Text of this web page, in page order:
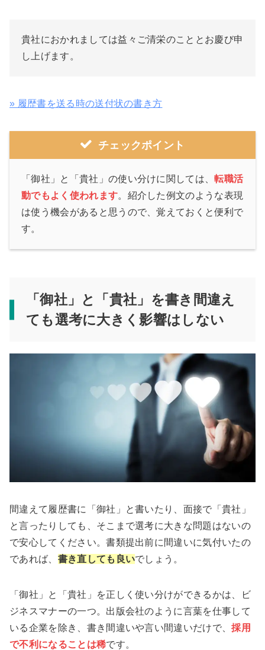
貴社におかれましては益々ご清栄のこととお慶び申
し上げます。
» 履歴書を送る時の送付状の書き方
チェックポイント
「御社」と「貴社」の使い分けに関しては、転職活
動でもよく使われます。紹介した例文のような表現
は使う機会があると思うので、覚えておくと便利で
す。
「御社」と「貴社」を書き間違え
ても選考に大きく影響はしない
間違えて履歴書に「御社」と書いたり、面接で「貴社」
と言ったりしても、そこまで選考に大きな問題はないの
で安心してください。書類提出前に間違いに気付いたの
であれば、 書き直しても良いでしょう。
「御社」と「貴社」を正しく使い分けができるかは、ビ
ジネスマナーの一つ。出版会社のように言葉を仕事して
いる企業を除き、書き間違いや言い間違いだけで、採用
で不利になることは稀です。